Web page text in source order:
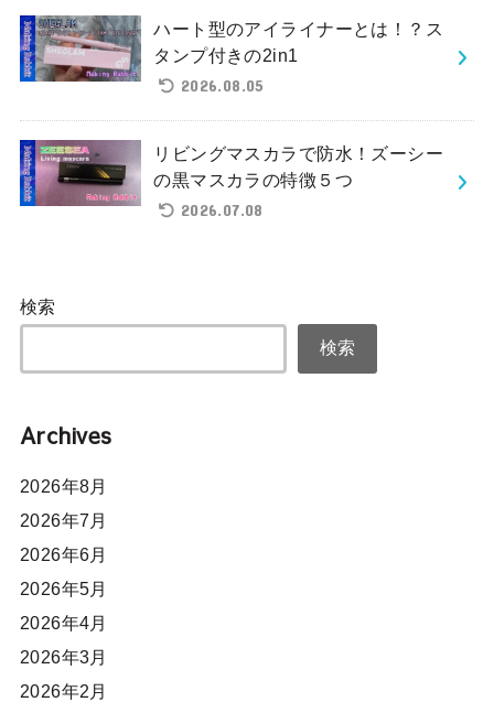
ハート型のアイライナーとは！？ス
タンプ付きの2in1
2026.08.05
リビングマスカラで防水！ズーシー
の黒マスカラの特徴５つ
2026.07.08
検索
検索
Archives
2026年8月
2026年7月
2026年6月
2026年5月
2026年4月
2026年3月
2026年2月